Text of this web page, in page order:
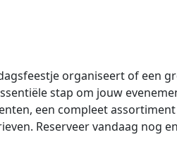
organiseert of een
stap om jouw
een compleet
Reserveer vandaag nog